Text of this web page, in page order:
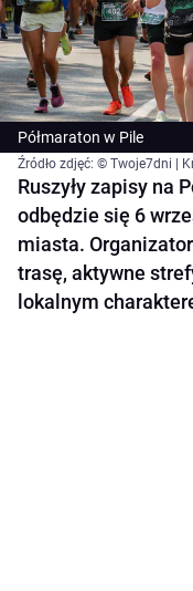
Półmaraton w Pile
Źródło zdjęć: © Twoje7dni |
Ruszyły zapisy na
odbędzie się 6
miasta.
trasę, aktywne
lokalnym